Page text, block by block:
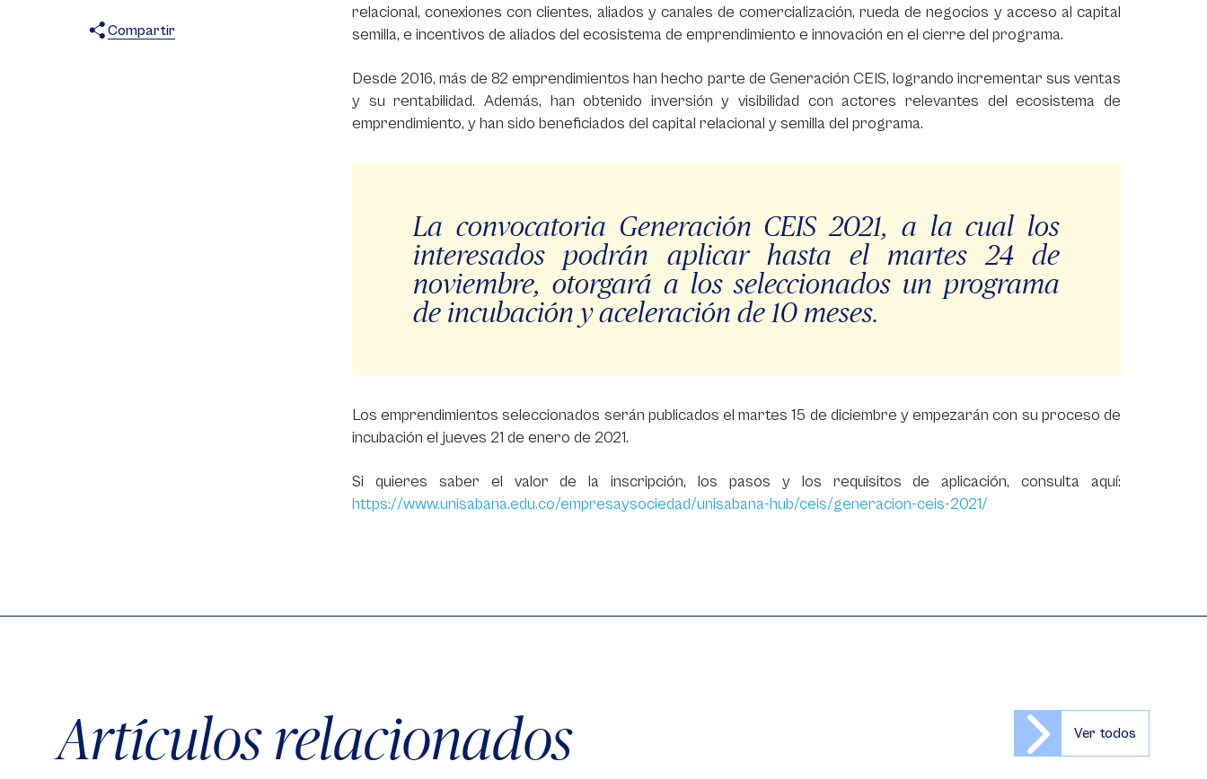
Compartir
relacional, conexiones con clientes, aliados y canales de comercialización, rueda de negocios y acceso al capital
semilla, e incentivos de aliados del ecosistema de emprendimiento e innovación en el cierre del programa.
Desde 2016, más de 82 emprendimientos han hecho parte de Generación CEIS, logrando incrementar sus ventas
y su rentabilidad. Además, han obtenido inversión y visibilidad con actores relevantes del ecosistema de
emprendimiento, y han sido beneficiados del capital relacional y semilla del programa.
La convocatoria Generación CEIS 2021, a la cual los
interesados podrán aplicar hasta el martes 24 de
noviembre, otorgará a los seleccionados un programa
de incubación y aceleración de 10 meses.
Los emprendimientos seleccionados serán publicados el martes 15 de diciembre y empezarán con su proceso de
incubación el jueves 21 de enero de 2021.
Si quieres saber el valor de la inscripción, los pasos y los requisitos de aplicación, consulta aquí:
https://www.unisabana.edu.co/empresaysociedad/unisabana-hub/ceis/generacion-ceis-2021/
Artículos relacionados Ver todos